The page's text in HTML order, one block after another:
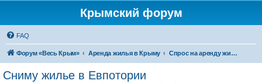
Крымский форум
FAQ
Форум «Весь Крым» Аренда жилья в Крыму Спрос на аренду жилья в Крыму
Сниму жилье в Евпотории